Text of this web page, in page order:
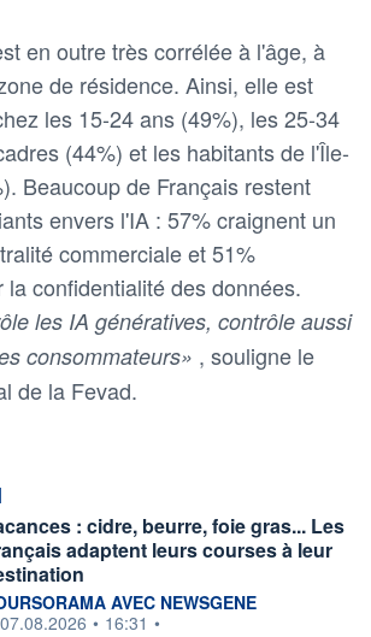
en outre très corrélée à l'âge, à
de résidence. Ainsi, elle est
les 15-24 ans (49%), les 25-34
(44%) et les habitants de l'Île-
Beaucoup de Français restent
envers l'IA : 57% craignent un
commerciale et 51%
la confidentialité des données.
les IA génératives, contrôle aussi
consommateurs» , souligne le
de la Fevad.
: cidre, beurre, foie gras... Les
adaptent leurs courses à leur
fournie par
AVEC NEWSGENE
07.08.2026 • 16:31 •